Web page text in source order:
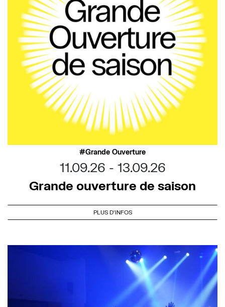
Grande Ouverture
11.09.26
13.09.26
Grande ouverture de saison
PLUS D'INFOS